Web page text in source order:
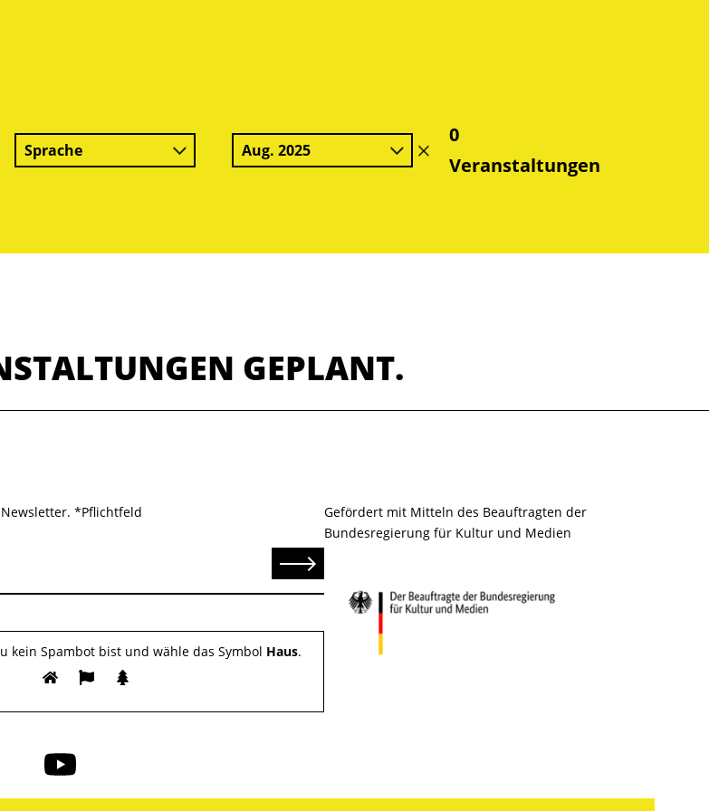
Sprache Aug. 2025
Filter
löschen
0
Veranstaltungen
GEPLANT.
*Pflichtfeld
Senden
kein Spambot bist und wähle das Symbol Haus.
Folge
uns
auf
Gefördert mit Mitteln des Beauftragten der
Bundesregierung für Kultur und Medien